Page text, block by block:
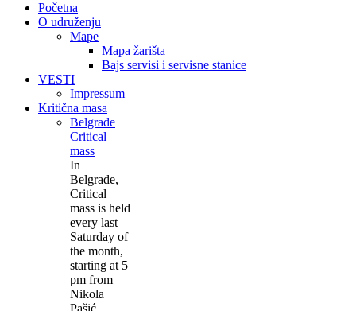
Početna
O udruženju
Mape
Mapa žarišta
Bajs servisi i servisne stanice
VESTI
Impressum
Kritična masa
Belgrade
Critical
mass
In
Belgrade,
Critical
mass is held
every last
Saturday of
the month,
starting at 5
pm from
Nikola
Pašić